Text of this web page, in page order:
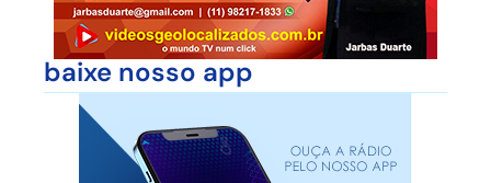
baixe nosso app